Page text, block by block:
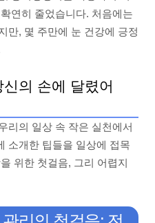
연히 줄었습니다. 처음에는
만, 몇 주만에 눈 건강에 긍정
의 손에 달렸어
리의 일상 속 작은 실천에서
소개한 팁들을 일상에 접목
위한 첫걸음, 그리 어렵지